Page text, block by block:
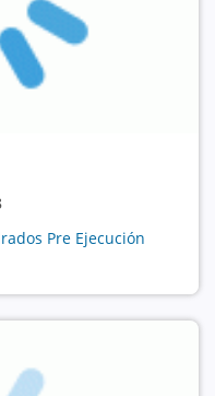
Pre Ejecución